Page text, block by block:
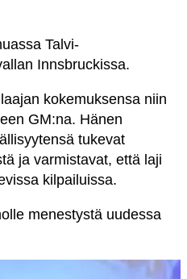
Talvi-
Innsbruckissa.
kokemuksensa niin
GM:na. Hänen
tukevat
ja varmistavat, että laji
kilpailuissa.
menestystä uudessa